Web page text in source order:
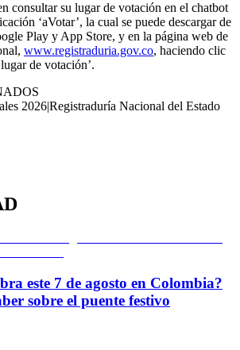
consultar su lugar de votación en el chatbot
‘aVotar’, la cual se puede descargar de
Play y App Store, y en la página web de
www.registraduria.gov.co, haciendo clic
de votación’.
2026|Registraduría Nacional del Estado
este 7 de agosto en Colombia?
sobre el puente festivo